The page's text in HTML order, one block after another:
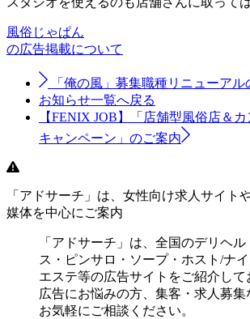
風俗じゃぱん
の広告掲載について
「俺の風」募集職種リニューアル
お知らせ一覧へ戻る
【FENIX JOB】「店舗型風俗店＆
キャンペーン」のご案内
「アドサーチ」は、女性向け求人サイト
媒体を中心にご案内
「アドサーチ」は、全国のデリヘ
ス・ピンサロ・ソープ・ホスト/ナ
エステ等の広告サイトをご紹介して
広告にお悩みの方、集客・求人募
お気軽にご相談ください。